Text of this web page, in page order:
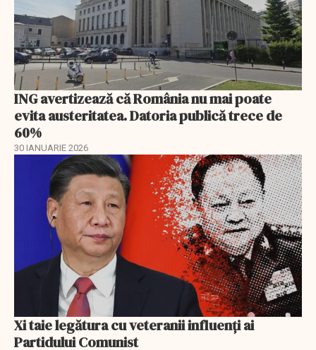
ING avertizează că România nu mai poate
evita austeritatea. Datoria publică trece de
60%
30 IANUARIE 2026
Xi taie legătura cu veteranii influenți ai
Partidului Comunist